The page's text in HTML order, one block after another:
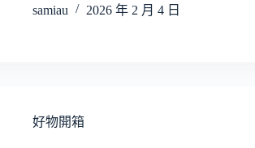
samiau
2026 年 2 月 4 日
好物開箱